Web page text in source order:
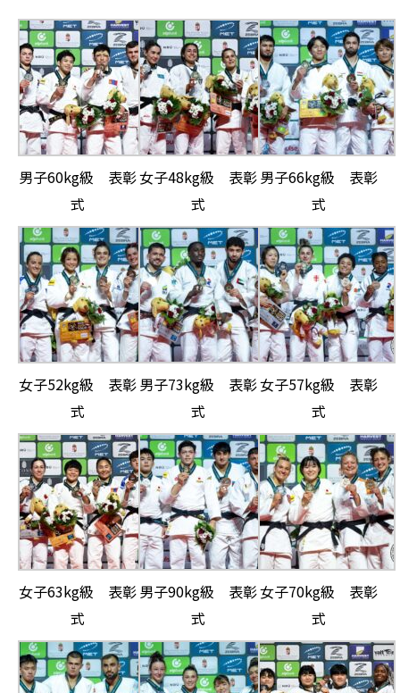
男子60kg級 表彰
式
女子48kg級 表彰
式
男子66kg級 表彰
式
女子52kg級 表彰
式
男子73kg級 表彰
式
女子57kg級 表彰
式
女子63kg級 表彰
式
男子90kg級 表彰
式
女子70kg級 表彰
式